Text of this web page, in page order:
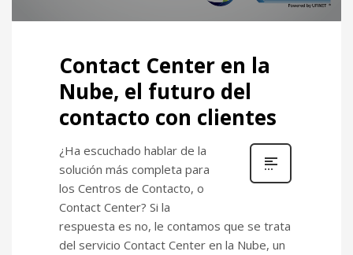
Contact Center en la
Nube, el futuro del
contacto con clientes
¿Ha escuchado hablar de la
solución más completa para
los Centros de Contacto, o
Contact Center? Si la
respuesta es no, le contamos que se trata
del servicio Contact Center en la Nube, un